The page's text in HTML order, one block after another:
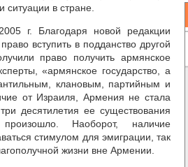
в стране.
г. Благодаря новой редакции
вступить в подданство другой
право получить армянское
«армянское государство, а
клановым, партийным и
от Израиля, Армения не стала
десятилетия ее существования
Наоборот, наличие
стимулом для эмиграции, так
жизни вне Армении.